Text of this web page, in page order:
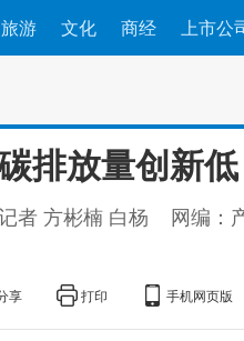
旅游 文化 商经 上市公
排放量创新低
者 方彬楠 白杨
网编：
享 打印 手机网页版